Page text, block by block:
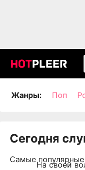
Жанры: Поп
Сегодня
Самые
На своей